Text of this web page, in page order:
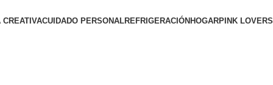
CREATIVACUIDADO PERSONALREFRIGERACIÓN HOGARPINK LOVERS